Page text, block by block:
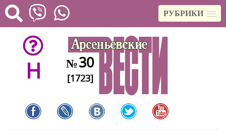
РУБРИКИ
H №30
[1723]